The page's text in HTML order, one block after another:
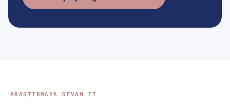
ARAŞTIRMAYA DEVAM ET